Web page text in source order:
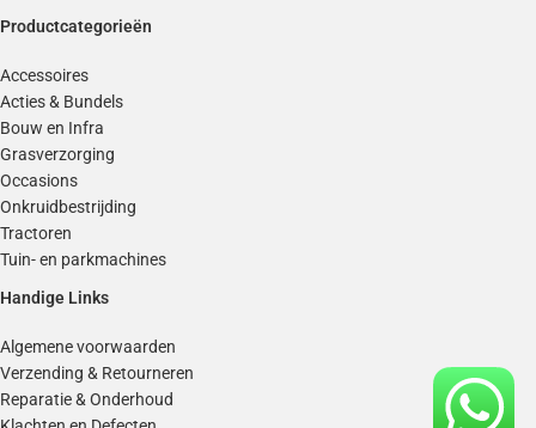
Productcategorieën
Accessoires
Acties & Bundels
Bouw en Infra
Grasverzorging
Occasions
Onkruidbestrijding
Tractoren
Tuin- en parkmachines
Handige Links
Algemene voorwaarden
Verzending & Retourneren
Reparatie & Onderhoud